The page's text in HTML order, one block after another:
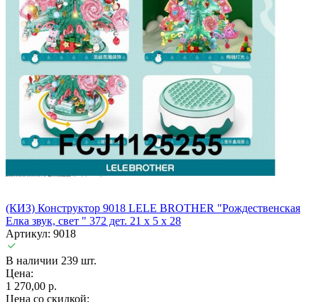
(КИЗ) Конструктор 9018 LELE BROTHER "Рождественская
Елка звук, свет " 372 дет. 21 х 5 х 28
Артикул: 9018
В наличии 239 шт.
Цена:
1 270,00 р.
Цена со скидкой: